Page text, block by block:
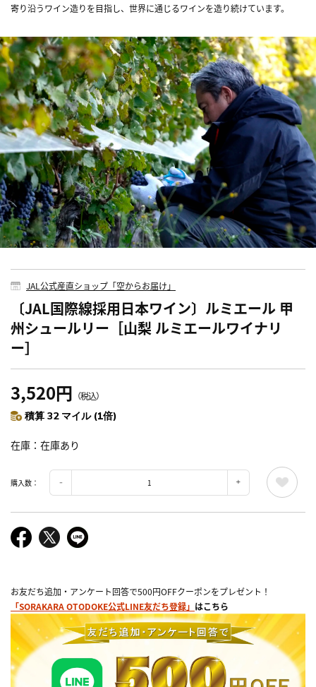
寄り沿うワイン造りを目指し、世界に通じるワインを造り続けています。
JAL公式産直ショップ「空からお届け」
〔JAL国際線採用日本ワイン〕ルミエール 甲
州シュールリー［山梨 ルミエールワイナリ
ー］
3,520円 （税込）
積算 32 マイル (1倍)
在庫 在庫あり
購入数：
お友だち追加・アンケート回答で500円OFFクーポンをプレゼント！
「SORAKARA OTODOKE公式LINE友だち登録」 はこちら